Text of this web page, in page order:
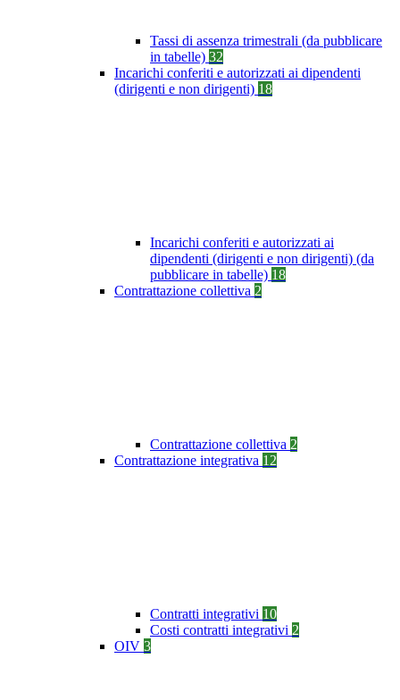
Tassi di assenza trimestrali (da pubblicare
in tabelle) 32
Incarichi conferiti e autorizzati ai dipendenti
(dirigenti e non dirigenti) 18
Incarichi conferiti e autorizzati ai
dipendenti (dirigenti e non dirigenti) (da
pubblicare in tabelle) 18
Contrattazione collettiva 2
Contrattazione collettiva 2
Contrattazione integrativa 12
Contratti integrativi 10
Costi contratti integrativi 2
OIV 3